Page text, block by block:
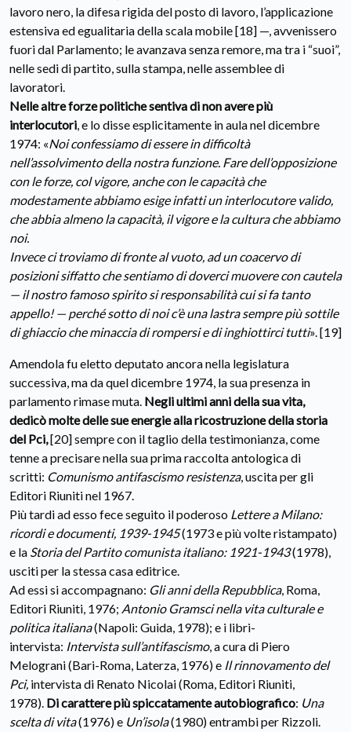
lavoro nero, la difesa rigida del posto di lavoro, l’applicazione
estensiva ed egualitaria della scala mobile [18] —, avvenissero
fuori dal Parlamento; le avanzava senza remore, ma tra i “suoi”,
nelle sedi di partito, sulla stampa, nelle assemblee di
lavoratori.
Nelle altre forze politiche sentiva di non avere più
interlocutori, e lo disse esplicitamente in aula nel dicembre
1974: «Noi confessiamo di essere in difficoltà
nell’assolvimento della nostra funzione. Fare dell’opposizione
con le forze, col vigore, anche con le capacità che
modestamente abbiamo esige infatti un interlocutore valido,
che abbia almeno la capacità, il vigore e la cultura che abbiamo
noi.
Invece ci troviamo di fronte al vuoto, ad un coacervo di
posizioni siffatto che sentiamo di doverci muovere con cautela
— il nostro famoso spirito si responsabilità cui si fa tanto
appello! — perché sotto di noi c’è una lastra sempre più sottile
di ghiaccio che minaccia di rompersi e di inghiottirci tutti». [19]
Amendola fu eletto deputato ancora nella legislatura
successiva, ma da quel dicembre 1974, la sua presenza in
parlamento rimase muta. Negli ultimi anni della sua vita,
dedicò molte delle sue energie alla ricostruzione della storia
del Pci,[20] sempre con il taglio della testimonianza, come
tenne a precisare nella sua prima raccolta antologica di
scritti: Comunismo antifascismo resistenza, uscita per gli
Editori Riuniti nel 1967.
Più tardi ad esso fece seguito il poderoso Lettere a Milano:
ricordi e documenti, 1939-1945(1973 e più volte ristampato)
e la Storia del Partito comunista italiano: 1921-1943(1978),
usciti per la stessa casa editrice.
Ad essi si accompagnano: Gli anni della Repubblica, Roma,
Editori Riuniti, 1976; Antonio Gramsci nella vita culturale e
politica italiana(Napoli: Guida, 1978); e i libri-
intervista: Intervista sull’antifascismo, a cura di Piero
Melograni (Bari-Roma, Laterza, 1976) e Il rinnovamento del
Pci, intervista di Renato Nicolai (Roma, Editori Riuniti,
1978). Di carattere più spiccatamente autobiografico: Una
scelta di vita(1976) e Un’isola(1980) entrambi per Rizzoli.